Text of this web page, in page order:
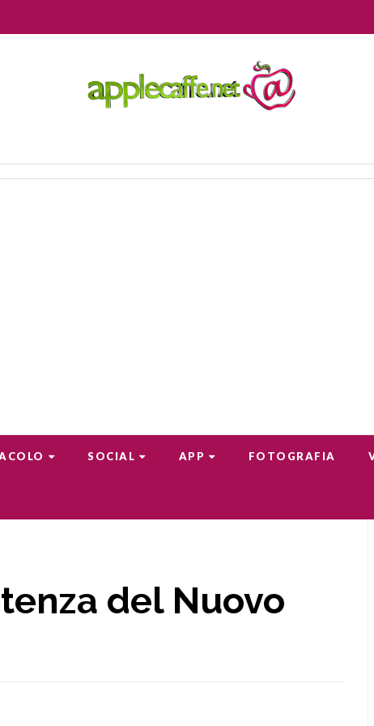
SOCIAL APP FOTOGRAFIA
del Nuovo